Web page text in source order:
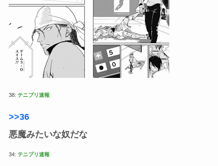
38: テニプリ速報
>>36
悪魔みたいな奴だな
34: テニプリ速報